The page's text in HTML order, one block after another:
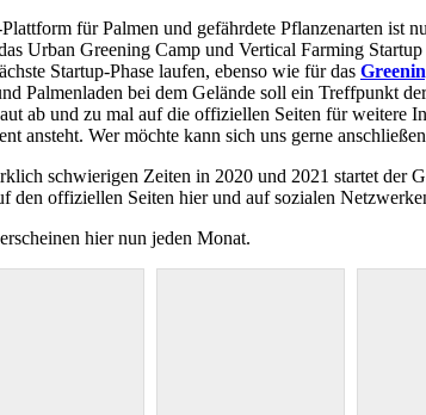
für Palmen und gefährdete Pflanzenarten
Urban Greening Camp und Vertical Farming
Startup-Phase laufen, ebenso wie für das
Palmenladen bei dem Gelände soll ein Treffpunkt
ab und zu mal auf die offiziellen Seiten für weitere
ansteht. Wer möchte kann sich uns gerne
schwierigen Zeiten in 2020 und 2021 startet der
den offiziellen Seiten hier und auf sozialen
hier nun jeden Monat.